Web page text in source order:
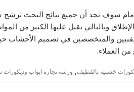
سوف تجد أن جميع نتائج البحث ترشح
وبالتالي يقبل عليها الكثير من
والمتخصصين في تصميم الأخشاب
العملاء.
خشبية بالقطيف, ورشة نجارة ابواب